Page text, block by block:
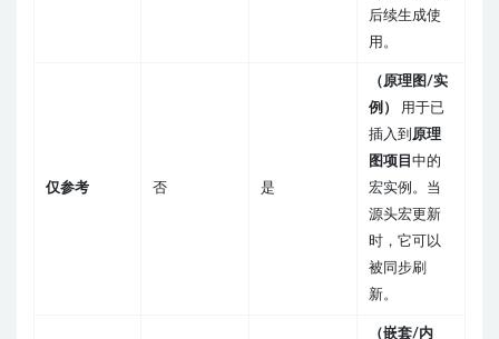
后续生成使
用。
仅参考 否 是
（原理图/实
例）
用于已
插入到 原理
图项目 中的
宏实例。当
源头宏更新
时，它可以
被同步刷
新。
（嵌套/内